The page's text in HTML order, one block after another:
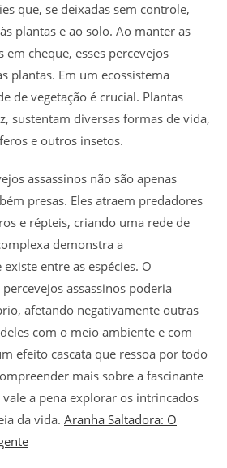
que, se deixadas sem controle,
plantas e ao solo. Ao manter as
em cheque, esses percevejos
plantas. Em um ecossistema
de vegetação é crucial. Plantas
sustentam diversas formas de vida,
e outros insetos.
assassinos não são apenas
presas. Eles atraem predadores
e répteis, criando uma rede de
demonstra a
entre as espécies. O
assassinos poderia
afetando negativamente outras
com o meio ambiente e com
efeito cascata que ressoa por todo
mais sobre a fascinante
a pena explorar os intrincados
da vida. Aranha Saltadora: O